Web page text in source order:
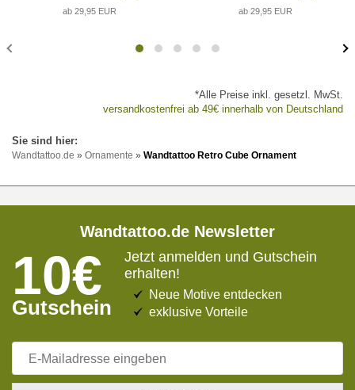
ab 29,95 EUR ab 29,95 EUR
*Alle Preise inkl. gesetzl. MwSt.
versandkostenfrei ab 49€ innerhalb von Deutschland
Wandtattoo.de » Ornamente » Wandtattoo Retro Cube Ornament
Wandtattoo.de Newsletter
10€
Gutschein
Jetzt anmelden und Gutschein
erhalten!
Neue Motive entdecken
exklusive Vorteile